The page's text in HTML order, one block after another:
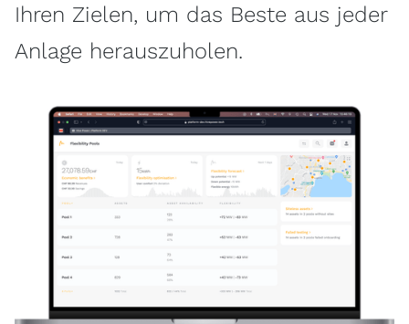
Ihren Zielen, um das Beste aus jeder
Anlage herauszuholen.